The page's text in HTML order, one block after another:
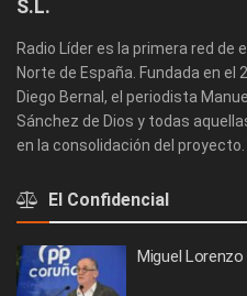
S.L.
Radio Líder es la primera red de
Norte de España. Fundada en
Diego Bernal, el periodista
Sánchez de Dios y todas
en la consolidación del proyecto.
El Confidencial
Miguel